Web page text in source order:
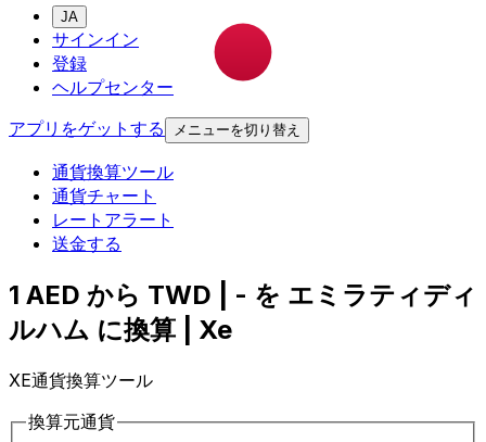
JA
サインイン
登録
ヘルプセンター
アプリをゲットする
メニューを切り替え
通貨換算ツール
通貨チャート
レートアラート
送金する
1 AED から TWD | - を エミラティディ
ルハム に換算 | Xe
XE通貨換算ツール
換算元通貨